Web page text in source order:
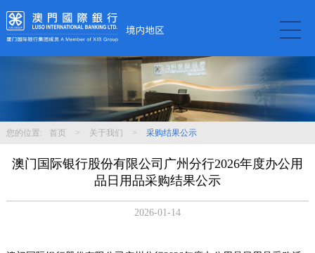
您的位置: 首页 > 关于我们 > 采购结果公示
澳门国际银行股份有限公司广州分行2026年度办公用
品日用品采购结果公示
2026-01-14